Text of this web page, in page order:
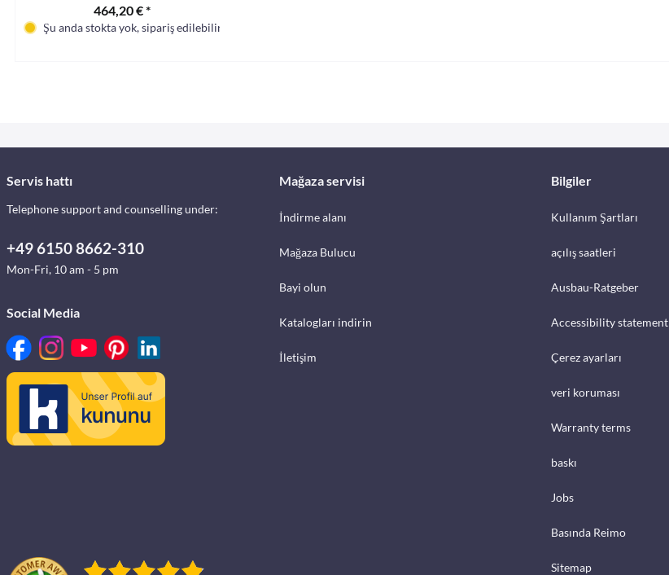
464,20 € *
Şu anda stokta yok, sipariş edilebilir
Servis hattı
Telephone support and counselling under:
+49 6150 8662-310
Mon-Fri, 10 am - 5 pm
Social Media
Mağaza servisi
İndirme alanı
Mağaza Bulucu
Bayi olun
Katalogları indirin
İletişim
Bilgiler
Kullanım Şartları
açılış saatleri
Ausbau-Ratgeber
Accessibility statement
Çerez ayarları
veri koruması
Warranty terms
baskı
Jobs
Basında Reimo
Sitemap